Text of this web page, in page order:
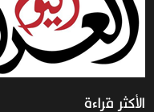
الأكثر قراءة